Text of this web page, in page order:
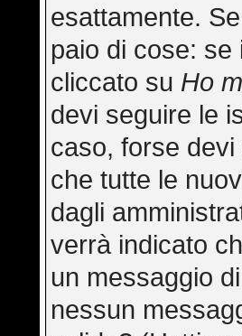
esattamente.
paio di cose:
cliccato su Ho
devi seguire le
caso, forse
che tutte le
dagli
verrà indicato
un messaggio
nessun